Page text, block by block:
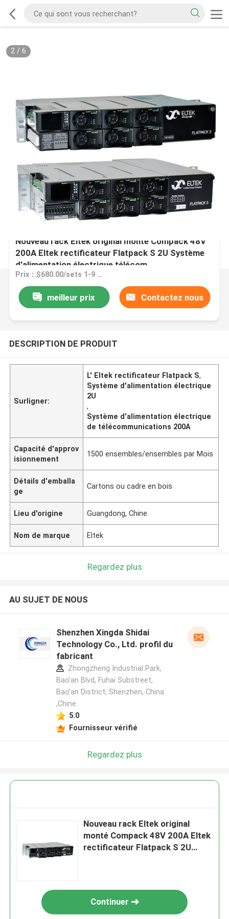
2/ 6
Nouveau rack Eltek original monté Compack 48V
200A Eltek rectificateur Flatpack S 2U Système
d'alimentation électrique télécom
Prix：$680.00/sets 1-9 sets
meilleur prix Contactez nous
DESCRIPTION DE PRODUIT
Surligner:
L' Eltek rectificateur Flatpack S,
Système d'alimentation électrique
2U
,
Système d'alimentation électrique
de télécommunications 200A
Capacité d'approv
isionnement
1500 ensembles/ensembles par Mois
Détails d'emballa
ge
Cartons ou cadre en bois
Lieu d'origine Guangdong, Chine
Nom de marque Eltek
Regardez plus
AU SUJET DE NOUS
Shenzhen Xingda Shidai
Technology Co., Ltd. profil du
fabricant
Zhongzheng Industrial Park,
Bao’an Blvd, Fuhai Substreet,
Bao’an District, Shenzhen, China
,Chine
5.0
Fournisseur vérifié
Regardez plus
Nouveau rack Eltek original
monté Compack 48V 200A Eltek
rectificateur Flatpack S 2U
Continuer